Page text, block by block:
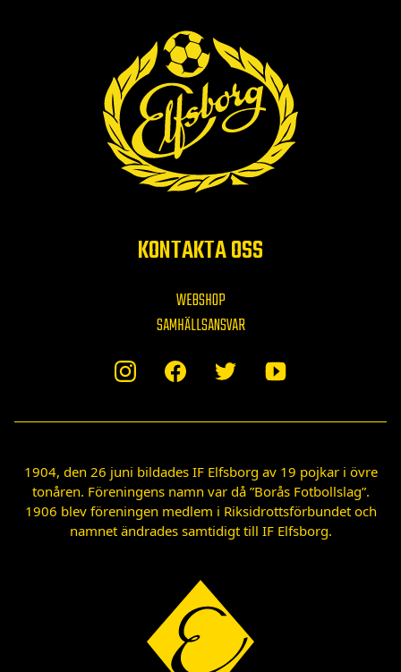
KONTAKTA OSS
WEBSHOP
SAMHÄLLSANSVAR
1904, den 26 juni bildades IF Elfsborg av 19 pojkar i övre
tonåren. Föreningens namn var då ”Borås Fotbollslag”.
1906 blev föreningen medlem i Riksidrottsförbundet och
namnet ändrades samtidigt till IF Elfsborg.